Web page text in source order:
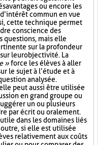
ou encore les
commun en vue
cette technique permet
conscience des
questions, mais elle
sur la profondeur
leur objectivité. La
»force les élèves à aller
le sujet à l’étude et à
analysée.
peut aussi être utilisée
en grand groupe ou
un ou plusieurs
par écrit ou oralement.
dans les domaines liés
si elle est utilisée
relativement aux coûts